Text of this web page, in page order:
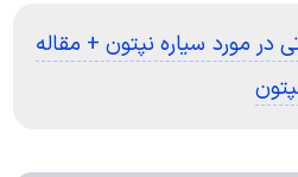
در مورد سیاره نپتون + مقاله